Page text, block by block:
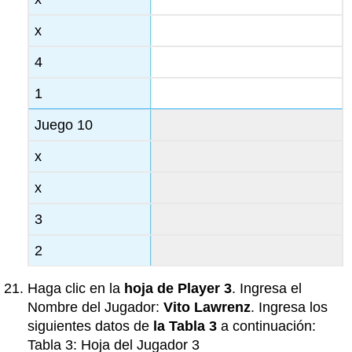
x
4
1
Juego 10
x
x
3
2
Haga clic en la hoja de Player 3. Ingresa el
Nombre del Jugador:Vito Lawrenz. Ingresa los
siguientes datos de la Tabla 3 a continuación:
Tabla 3: Hoja del Jugador 3